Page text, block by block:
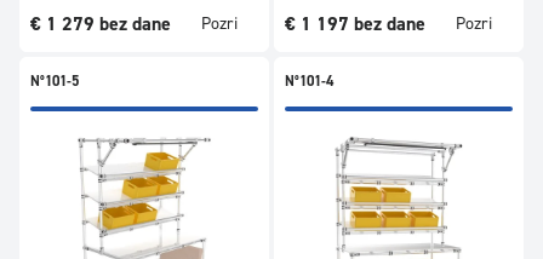
€ 1 279 bez dane Pozri € 1 197 bez dane Pozri
N°101-5 N°101-4